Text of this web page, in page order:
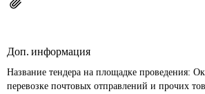
Доп. информация
Название тендера на площадке проведения:
перевозке почтовых отправлений и прочих